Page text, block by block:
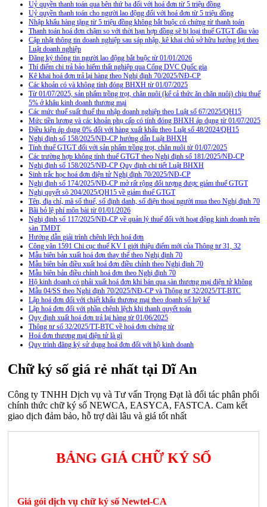
Uỷ quyền thanh toán qua bên thứ ba đối với hoá đơn từ 5 triệu đồng
Uỷ quyền thanh toán cho người lao động đối với hoá đơn từ 5 triệu đồng
Nhập khẩu hàng tặng từ 5 triệu đồng không bắt buộc có chứng từ thanh toán
Thanh toán hoá đơn chậm so với thời hạn hợp đồng sẽ bị loại thuế GTGT đầu vào
Cập nhật thông tin doanh nghiệp sau sáp nhập, kê khai chủ sở hữu hưởng lợi theo
Luật doanh nghiệp
Đăng ký thông tin người lao động bắt buộc từ 01/01/2026
Thí điểm chi trả bảo hiểm thất nghiệp qua Cổng DVC Quốc gia
Kê khai hoá đơn trả lại hàng theo Nghị định 70/2025/NĐ-CP
Các khoản có và không tính đóng BHXH từ 01/07/2025
Từ 01/07/2025, sản phẩm trồng trọt, chăn nuôi (kể cả thức ăn chăn nuôi) chịu thuế
5% ở khâu kinh doanh thương mại
Các mức thuế suất thuế thu nhập doanh nghiệp theo Luật số 67/2025/QH15
Mức tiền lương và các khoản phụ cấp có tính đóng BHXH áp dụng từ 01/07/2025
Điều kiện áp dụng 0% đối với hàng xuất khẩu theo Luật số 48/2024/QH15
Nghị định số 158/2025/NĐ-CP hướng dẫn Luật BHXH
Tính thuế GTGT đối với sản phẩm trồng trọt, chăn nuôi từ 01/07/2025
Các trường hợp không tính thuế GTGT theo Nghị định số 181/2025/NĐ-CP
Nghị định số 158/2025/NĐ-CP Quy định chi tiết Luật BHXH
Sinh trắc học hoá đơn điện tử Nghị định 70/2025/NĐ-CP
Nghị định số 174/2025/NĐ-CP mở rất rộng đối tượng được giảm thuế GTGT
Nghị quyết sô 204/2025/QH15 về giảm thuế GTGT
Tên, địa chỉ, mã số thuế, số định danh, số điện thoại người mua theo Nghị định 70
Bãi bỏ lệ phí môn bài từ 01/01/2026
Nghị định số 117/2025/NĐ-CP về quản lý thuế đối với hoạt động kinh doanh trên
sàn TMĐT
Hướng dẫn giải trình chênh lệch hoá đơn
Công văn 1591 Chi cục thuế KV I giới thiệu điểm mới của Thông tư 31, 32
Mẫu biên bản xuất hoá đơn thay thế theo Nghị định 70
Mẫu biên bản điều xuất hoá đơn điều chỉnh theo Nghị định 70
Mẫu biên bản điều chỉnh hoá đơn theo Nghị định 70
Hộ kinh doanh có phải xuất hoá đơn khi bán qua sàn thương mại điện tử không
Mẫu 04/SS theo Nghi định 70/2025/NĐ-CP và Thông tư 32/2025/TT-BTC
Lập hoá đơn đối với chiết khấu thương mại theo doanh số luỹ kế
Lập hoá đơn đối với phần chênh lệch khi thanh quyết toán
Quy định xuất hoá đơn trả lại hàng từ 01/06/2025
Thông tư số 32/2025/TT-BTC về hoá đơn chứng từ
Hoá đơn thương mại điện tử là gì
Quy trình đăng ký sử dụng hoá đơn đối với hộ kinh doanh
Chữ ký số giá rẻ nhất tại Dĩ An
Công ty TNHH Dịch vụ và Tư vấn Trọng Đạt là đối tác phân phối
chính thức chữ ký số NEWCA, EASYCA, FASTCA. Cam kết
giao dịch đảm bảo, hỗ trợ dài lâu và giá tốt nhất
BẢNG GIÁ CHỮ KÝ SỐ
Giá gói dịch vụ chữ ký số Newtel-CA